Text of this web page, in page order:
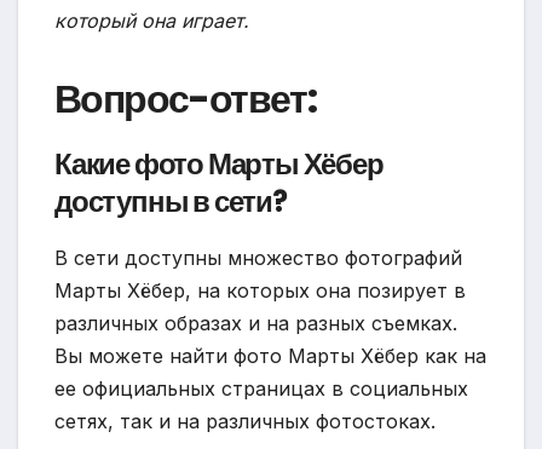
который она играет.
Вопрос-ответ:
Какие фото Марты Хёбер
доступны в сети?
В сети доступны множество фотографий
Марты Хёбер, на которых она позирует в
различных образах и на разных съемках.
Вы можете найти фото Марты Хёбер как на
ее официальных страницах в социальных
сетях, так и на различных фотостоках.